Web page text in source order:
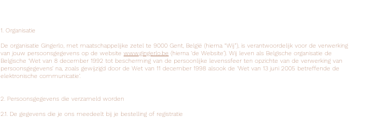
1. Organisatie
De organisatie Gingerlo, met maatschappelijke zetel te 9000 Gent, België (hierna “Wij”), is verantwoordelijk voor de verwerking
van jouw persoonsgegevens op de website www.gingerlo.be (hierna ‘de Website’). Wij leven als Belgische organisatie de
Belgische ‘Wet van 8 december 1992 tot bescherming van de persoonlijke levenssfeer ten opzichte van de verwerking van
persoonsgegevens’ na, zoals gewijzigd door de Wet van 11 december 1998 alsook de ‘Wet van 13 juni 2005 betreffende de
elektronische communicatie’.
2. Persoonsgegevens die verzameld worden
2.1. De gegevens die je ons meedeelt bij je bestelling of registratie